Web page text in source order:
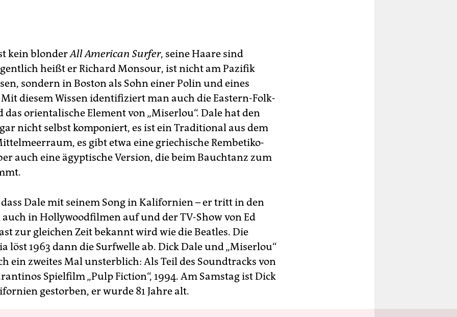
kein blonderAll American Surfer, seine Haare sind
heißt er Richard Monsour, ist nicht am Pazifik
sondern in Boston als Sohn einer Polin und eines
diesem Wissen identifiziert man auch die Eastern-Folk-
das orientalische Element von „Miserlou“. Dale hat den
nicht selbst komponiert, es ist ein Traditio­nal aus dem
es gibt etwa eine griechische Rembetiko-
auch eine ägyptische ­Version, die beim Bauchtanz zum
Dale mit seinem Song in Kalifornien – er tritt in den
auch in Hollywoodfilmen auf und der TV-Show von Ed
zur gleichen Zeit bekannt wird wie die Beatles. Die
löst 1963 dann die Surfwelle ab. Dick Dale und „Miserlou“
ein zweites Mal unsterblich: Als Teil des Soundtracks von
Spielfilm „Pulp Fiction“, 1994. Am Samstag ist Dick
gestorben, er wurde 81 Jahre alt.